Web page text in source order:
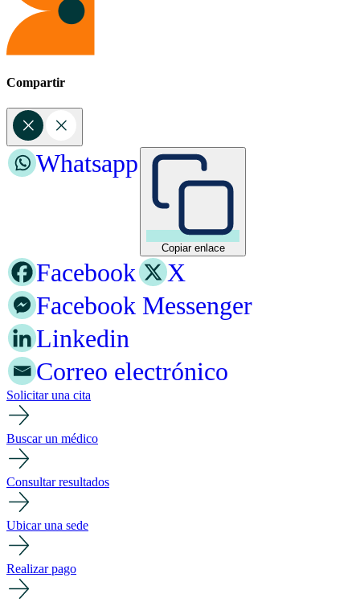
Compartir
Copiar enlace
Whatsapp
Facebook
X
Facebook Messenger
Linkedin
Correo electrónico
Solicitar una cita
Buscar un médico
Consultar resultados
Ubicar una sede
Realizar pago